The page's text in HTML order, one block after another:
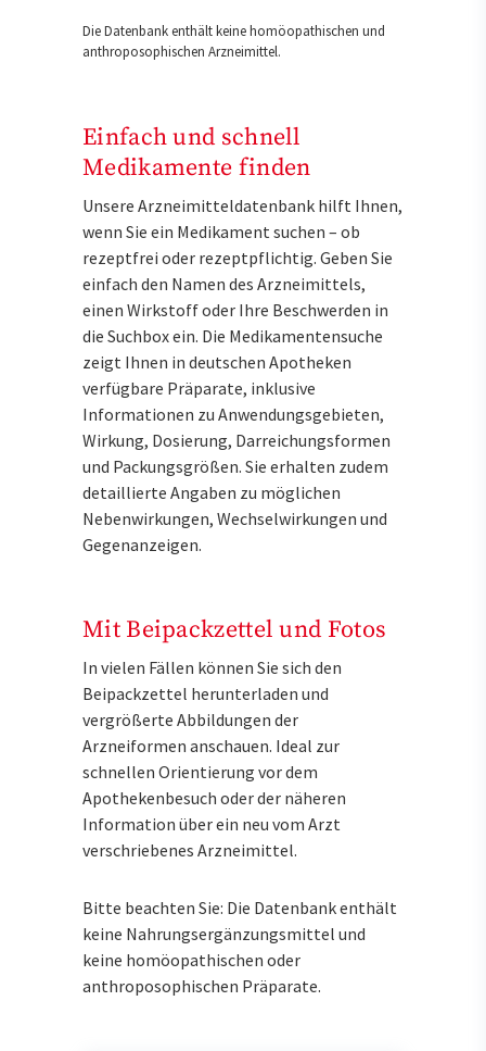
Die Datenbank enthält keine homöopathischen und
anthroposophischen Arzneimittel.
Einfach und schnell
Medikamente finden
Unsere Arzneimitteldatenbank hilft Ihnen,
wenn Sie ein Medikament suchen – ob
rezeptfrei oder rezeptpflichtig. Geben Sie
einfach den Namen des Arzneimittels,
einen Wirkstoff oder Ihre Beschwerden in
die Suchbox ein. Die Medikamentensuche
zeigt Ihnen in deutschen Apotheken
verfügbare Präparate, inklusive
Informationen zu Anwendungsgebieten,
Wirkung, Dosierung, Darreichungsformen
und Packungsgrößen. Sie erhalten zudem
detaillierte Angaben zu möglichen
Nebenwirkungen, Wechselwirkungen und
Gegenanzeigen.
Mit Beipackzettel und Fotos
In vielen Fällen können Sie sich den
Beipackzettel herunterladen und
vergrößerte Abbildungen der
Arzneiformen anschauen. Ideal zur
schnellen Orientierung vor dem
Apothekenbesuch oder der näheren
Information über ein neu vom Arzt
verschriebenes Arzneimittel.
Bitte beachten Sie: Die Datenbank enthält
keine Nahrungsergänzungsmittel und
keine homöopathischen oder
anthroposophischen Präparate.